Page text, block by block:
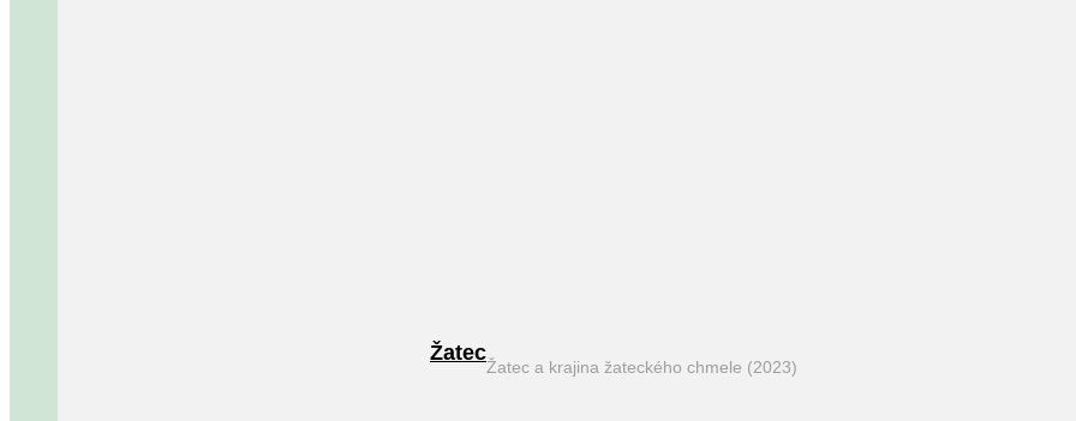
Žatec
Žatec a krajina žateckého chmele (2023)